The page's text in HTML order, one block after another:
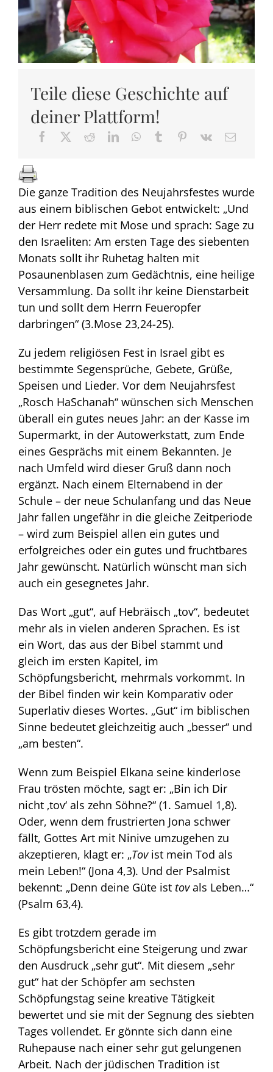
Teile diese Geschichte auf
deiner Plattform!
Die ganze Tradition des Neujahrsfestes wurde
aus einem biblischen Gebot entwickelt: „Und
der Herr redete mit Mose und sprach: Sage zu
den Israeliten: Am ersten Tage des siebenten
Monats sollt ihr Ruhetag halten mit
Posaunenblasen zum Gedächtnis, eine heilige
Versammlung. Da sollt ihr keine Dienstarbeit
tun und sollt dem Herrn Feueropfer
darbringen“ (3.Mose 23,24-25).
Zu jedem religiösen Fest in Israel gibt es
bestimmte Segensprüche, Gebete, Grüße,
Speisen und Lieder. Vor dem Neujahrsfest
„Rosch HaSchanah“ wünschen sich Menschen
überall ein gutes neues Jahr: an der Kasse im
Supermarkt, in der Autowerkstatt, zum Ende
eines Gesprächs mit einem Bekannten. Je
nach Umfeld wird dieser Gruß dann noch
ergänzt. Nach einem Elternabend in der
Schule – der neue Schulanfang und das Neue
Jahr fallen ungefähr in die gleiche Zeitperiode
– wird zum Beispiel allen ein gutes und
erfolgreiches oder ein gutes und fruchtbares
Jahr gewünscht. Natürlich wünscht man sich
auch ein gesegnetes Jahr.
Das Wort „gut“, auf Hebräisch „tov“, bedeutet
mehr als in vielen anderen Sprachen. Es ist
ein Wort, das aus der Bibel stammt und
gleich im ersten Kapitel, im
Schöpfungsbericht, mehrmals vorkommt. In
der Bibel finden wir kein Komparativ oder
Superlativ dieses Wortes. „Gut“ im biblischen
Sinne bedeutet gleichzeitig auch „besser“ und
„am besten“.
Wenn zum Beispiel Elkana seine kinderlose
Frau trösten möchte, sagt er: „Bin ich Dir
nicht ‚tov‘ als zehn Söhne?“ (1. Samuel 1,8).
Oder, wenn dem frustrierten Jona schwer
fällt, Gottes Art mit Ninive umzugehen zu
akzeptieren, klagt er: „Tovist mein Tod als
mein Leben!“ (Jona 4,3). Und der Psalmist
bekennt: „Denn deine Güte ist tovals Leben…“
(Psalm 63,4).
Es gibt trotzdem gerade im
Schöpfungsbericht eine Steigerung und zwar
den Ausdruck „sehr gut“. Mit diesem „sehr
gut“ hat der Schöpfer am sechsten
Schöpfungstag seine kreative Tätigkeit
bewertet und sie mit der Segnung des siebten
Tages vollendet. Er gönnte sich dann eine
Ruhepause nach einer sehr gut gelungenen
Arbeit. Nach der jüdischen Tradition ist